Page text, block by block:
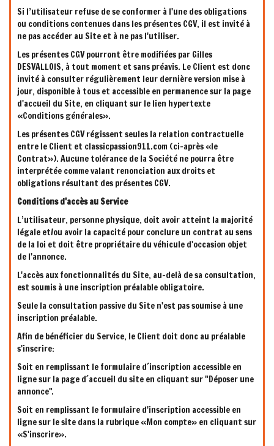
Si l’utilisateur refuse de se conformer à l'une des obligations
ou conditions contenues dans les présentes CGV, il est invité à
ne pas accéder au Site et à ne pas l'utiliser.
Les présentes CGV pourront être modifiées par Gilles
DESVALLOIS, à tout moment et sans préavis. Le Client est donc
invité à consulter régulièrement leur dernière version mise à
jour, disponible à tous et accessible en permanence sur la page
d'accueil du Site, en cliquant sur le lien hypertexte
«Conditions générales».
Les présentes CGV régissent seules la relation contractuelle
entre le Client et classicpassion911.com (ci-après «le
Contrat»). Aucune tolérance de la Société ne pourra être
interprétée comme valant renonciation aux droits et
obligations résultant des présentes CGV.
Conditions d'accès au Service
L’utilisateur, personne physique, doit avoir atteint la majorité
légale et/ou avoir la capacité pour conclure un contrat au sens
de la loi et doit être propriétaire du véhicule d'occasion objet
de l'annonce.
L'accès aux fonctionnalités du Site, au-delà de sa consultation,
est soumis à une inscription préalable obligatoire.
Seule la consultation passive du Site n'est pas soumise à une
inscription préalable.
Afin de bénéficier du Service, le Client doit donc au préalable
s'inscrire:
Soit en remplissant le formulaire d´inscription accessible en
ligne sur la page d´accueil du site en cliquant sur "Déposer une
annonce".
Soit en remplissant le formulaire d'inscription accessible en
ligne sur le site dans la rubrique «Mon compte» en cliquant sur
«S'inscrire».